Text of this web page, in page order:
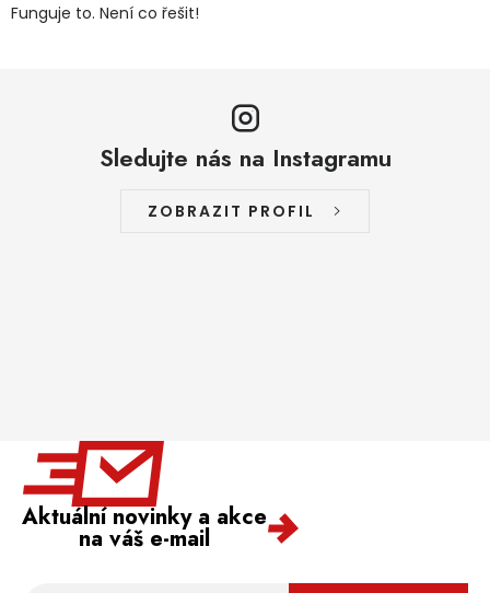
Funguje to. Není co řešit!
Sledujte nás na Instagramu
ZOBRAZIT PROFIL
Aktuální novinky a akce
na váš e-mail